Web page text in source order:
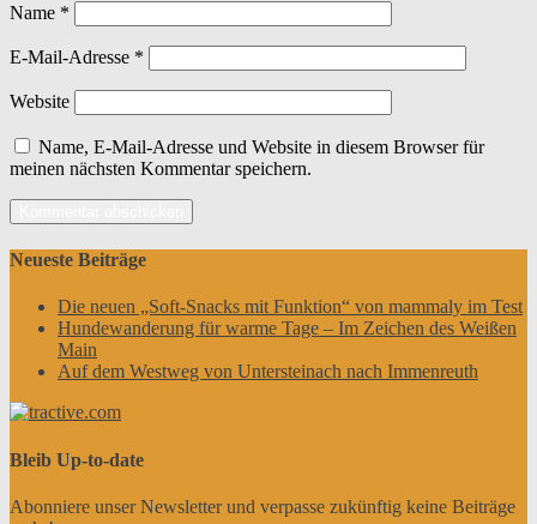
Name *
E-Mail-Adresse *
Website
Name, E-Mail-Adresse und Website in diesem Browser für
meinen nächsten Kommentar speichern.
Neueste Beiträge
Die neuen „Soft-Snacks mit Funktion“ von mammaly im Test
Hundewanderung für warme Tage – Im Zeichen des Weißen
Main
Auf dem Westweg von Untersteinach nach Immenreuth
Bleib Up-to-date
Abonniere unser Newsletter und verpasse zukünftig keine Beiträge